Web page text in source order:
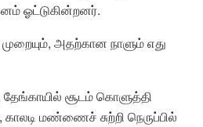
ஓட்டுகின்றனர்.
முறையும், அதற்கான நாளும் எது
தேங்காயில் சூடம் கொளுத்தி
மண்ணைச் சுற்றி நெருப்பில்